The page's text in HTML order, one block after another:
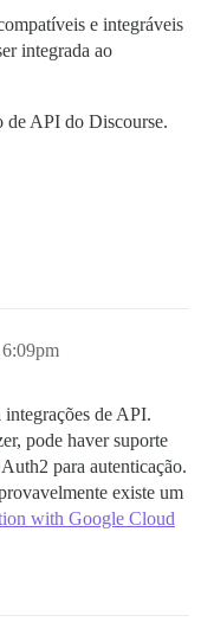
e integráveis
integrada ao
de API do Discourse.
de API.
pode haver suporte
para autenticação.
existe um
with Google Cloud